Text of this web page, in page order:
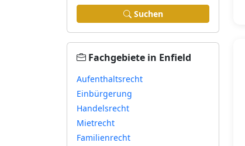
Suchen
Fachgebiete in Enfield
Aufenthaltsrecht
Einbürgerung
Handelsrecht
Mietrecht
Familienrecht